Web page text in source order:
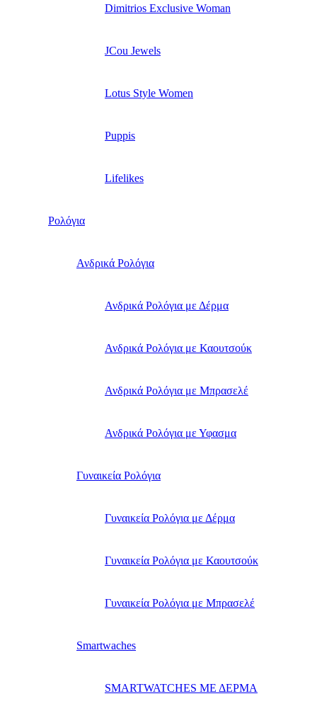
Dimitrios Exclusive Woman
JCou Jewels
Lotus Style Women
Puppis
Lifelikes
Ρολόγια
Ανδρικά Ρολόγια
Ανδρικά Ρολόγια με Δέρμα
Ανδρικά Ρολόγια με Καουτσούκ
Ανδρικά Ρολόγια με Μπρασελέ
Ανδρικά Ρολόγια με Υφασμα
Γυναικεία Ρολόγια
Γυναικεία Ρολόγια με Δέρμα
Γυναικεία Ρολόγια με Καουτσούκ
Γυναικεία Ρολόγια με Μπρασελέ
Smartwaches
SMARTWATCHES ΜΕ ΔΕΡΜΑ